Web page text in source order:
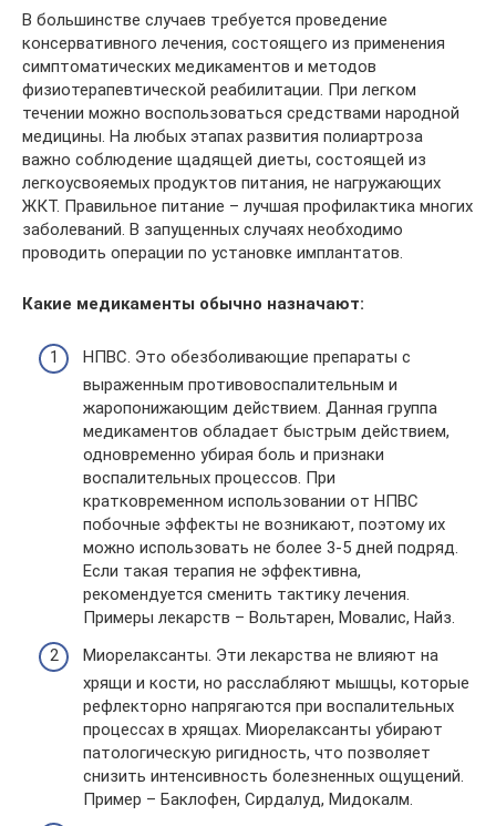
В большинстве случаев требуется проведение
консервативного лечения, состоящего из применения
симптоматических медикаментов и методов
физиотерапевтической реабилитации. При легком
течении можно воспользоваться средствами народной
медицины. На любых этапах развития полиартроза
важно соблюдение щадящей диеты, состоящей из
легкоусвояемых продуктов питания, не нагружающих
ЖКТ. Правильное питание – лучшая профилактика многих
заболеваний. В запущенных случаях необходимо
проводить операции по установке имплантатов.
Какие медикаменты обычно назначают:
НПВС. Это обезболивающие препараты с
выраженным противовоспалительным и
жаропонижающим действием. Данная группа
медикаментов обладает быстрым действием,
одновременно убирая боль и признаки
воспалительных процессов. При
кратковременном использовании от НПВС
побочные эффекты не возникают, поэтому их
можно использовать не более 3-5 дней подряд.
Если такая терапия не эффективна,
рекомендуется сменить тактику лечения.
Примеры лекарств – Вольтарен, Мовалис, Найз.
Миорелаксанты. Эти лекарства не влияют на
хрящи и кости, но расслабляют мышцы, которые
рефлекторно напрягаются при воспалительных
процессах в хрящах. Миорелаксанты убирают
патологическую ригидность, что позволяет
снизить интенсивность болезненных ощущений.
Пример – Баклофен, Сирдалуд, Мидокалм.